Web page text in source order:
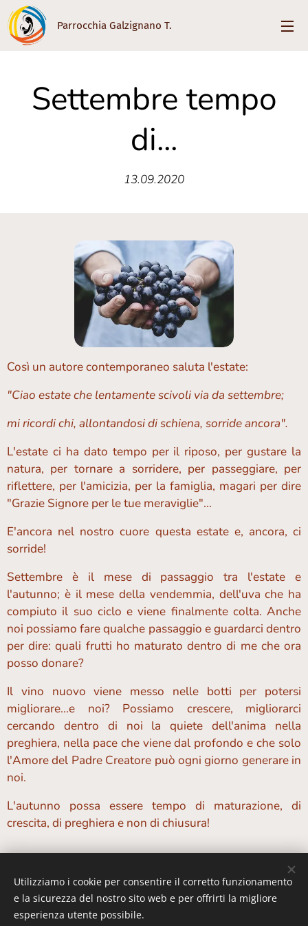
Parrocchia Galzignano T.
Settembre tempo
di...
13.09.2020
Così un autore contemporaneo saluta l'estate:
"Ciao estate che lentamente scivoli via da settembre;
mi ricordi chi, allontandosi di schiena, sorride ancora".
L'estate ci ha dato tempo per il riposo, per gustare la
natura, per tornare a sorridere, per passeggiare, per
riflettere, per l'amicizia, per la famiglia, magari per dire
"Grazie Signore per le tue meraviglie"...
E'ancora nel nostro cuore questa estate e, ancora, ci
sorride!
Settembre è il mese di passaggio tra l'estate e
l'autunno; è il mese della vendemmia, dell'uva che ha
compiuto il suo ciclo e viene finalmente colta. Anche
noi possiamo fare qualche passaggio e guardarci dentro
per dire: quali frutti ho maturato dentro di me che ora
posso donare?
Il vino nuovo viene messo nelle botti per potersi
migliorare...e noi? Possiamo crescere, migliorarci
cercando dentro di noi la quiete dell'anima nella
preghiera, nella pace che viene dal profondo e che solo
l'Amore del Padre Creatore può ogni giorno generare in
noi.
L'autunno possa essere tempo di maturazione, di
crescita, di preghiera e non di chiusura!
Don Danilo
Utilizziamo i cookie per consentire il corretto funzionamento
e la sicurezza del nostro sito web e per offrirti la migliore
esperienza utente possibile.